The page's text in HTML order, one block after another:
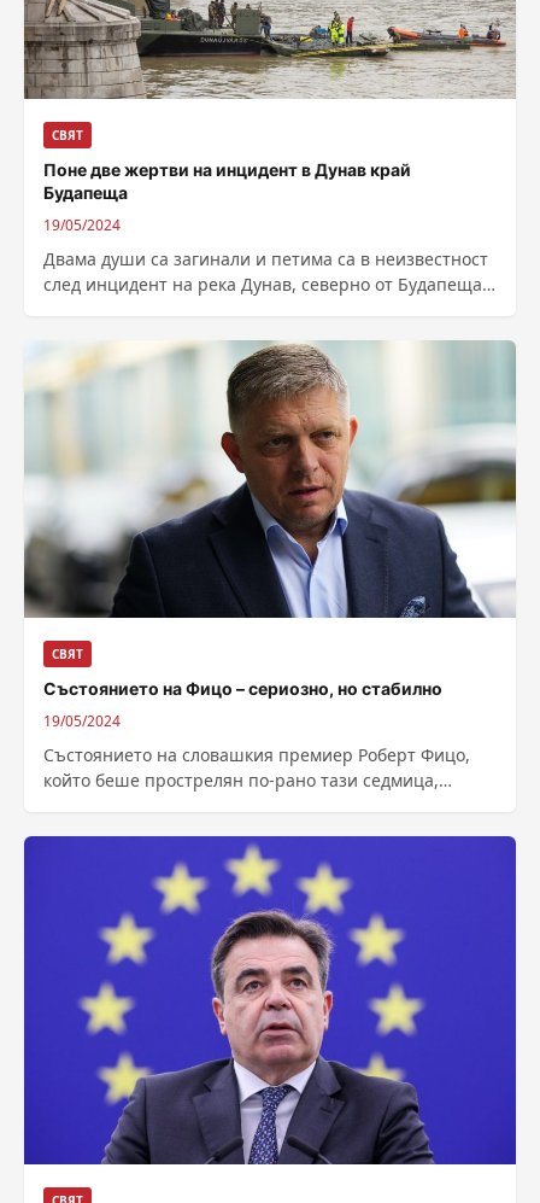
СВЯТ
Поне две жертви на инцидент в Дунав край
Будапеща
19/05/2024
Двама души са загинали и петима са в неизвестност
след инцидент на река Дунав, северно от Будапеща,
СВЯТ
Състоянието на Фицо – сериозно, но стабилно
19/05/2024
Състоянието на словашкия премиер Роберт Фицо,
който беше прострелян по-рано тази седмица,
положителна,...